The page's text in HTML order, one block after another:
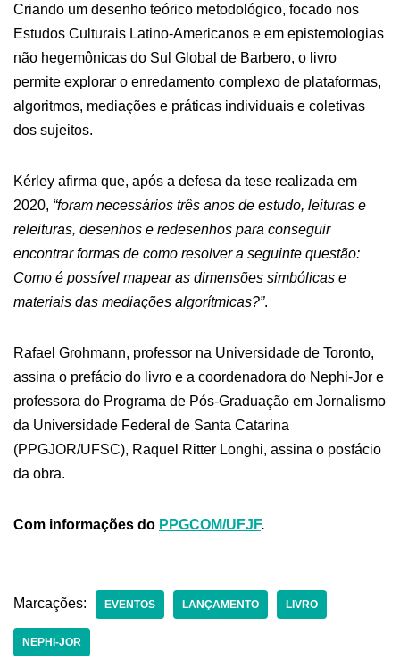
Criando um desenho teórico metodológico, focado nos
Estudos Culturais Latino-Americanos e em epistemologias
não hegemônicas do Sul Global de Barbero, o livro
permite explorar o enredamento complexo de plataformas,
algoritmos, mediações e práticas individuais e coletivas
dos sujeitos.
Kérley afirma que, após a defesa da tese realizada em
2020, “foram necessários três anos de estudo, leituras e
releituras, desenhos e redesenhos para conseguir
encontrar formas de como resolver a seguinte questão:
Como é possível mapear as dimensões simbólicas e
materiais das mediações algorítmicas?”.
Rafael Grohmann, professor na Universidade de Toronto,
assina o prefácio do livro e a coordenadora do Nephi-Jor e
professora do Programa de Pós-Graduação em Jornalismo
da Universidade Federal de Santa Catarina
(PPGJOR/UFSC), Raquel Ritter Longhi, assina o posfácio
da obra.
Com informações do PPGCOM/UFJF.
Marcações: EVENTOS LANÇAMENTO LIVRO
NEPHI-JOR